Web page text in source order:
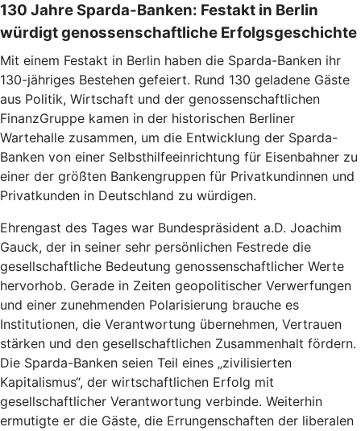
130 Jahre Sparda-Banken: Festakt in Berlin
würdigt genossenschaftliche Erfolgsgeschichte
Mit einem Festakt in Berlin haben die Sparda-Banken ihr
130-jähriges Bestehen gefeiert. Rund 130 geladene Gäste
aus Politik, Wirtschaft und der genossenschaftlichen
FinanzGruppe kamen in der historischen Berliner
Wartehalle zusammen, um die Entwicklung der Sparda-
Banken von einer Selbsthilfeeinrichtung für Eisenbahner zu
einer der größten Bankengruppen für Privatkundinnen und
Privatkunden in Deutschland zu würdigen.
Ehrengast des Tages war Bundespräsident a.D. Joachim
Gauck, der in seiner sehr persönlichen Festrede die
gesellschaftliche Bedeutung genossenschaftlicher Werte
hervorhob. Gerade in Zeiten geopolitischer Verwerfungen
und einer zunehmenden Polarisierung brauche es
Institutionen, die Verantwortung übernehmen, Vertrauen
stärken und den gesellschaftlichen Zusammenhalt fördern.
Die Sparda-Banken seien Teil eines „zivilisierten
Kapitalismus“, der wirtschaftlichen Erfolg mit
gesellschaftlicher Verantwortung verbinde. Weiterhin
ermutigte er die Gäste, die Errungenschaften der liberalen